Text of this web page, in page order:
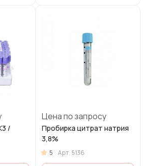
/
Цена по запросу
Пробирка цитрат натрия
3,8%
5 Арт. 5136